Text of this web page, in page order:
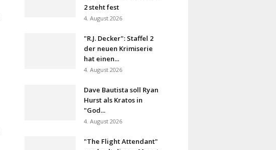
2 steht fest
4. August 2026
"R.J. Decker": Staffel 2
der neuen Krimiserie
hat einen...
4. August 2026
Dave Bautista soll Ryan
Hurst als Kratos in
"God...
4. August 2026
"The Flight Attendant"